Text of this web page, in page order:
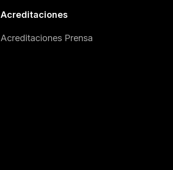
Acreditaciones
Acreditaciones Prensa